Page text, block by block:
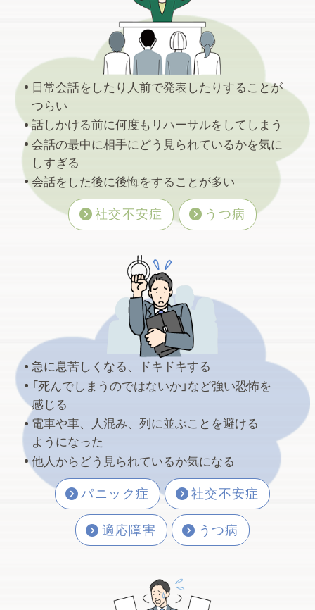
今年も日傘を差しています。日傘はかなり体
感温度を下げてくれます。きっとアスファル
トからの照り返しも日傘がカッ…
2026.07.18
証明写真
医者の世界にも資格維持のために研修に参加
して継続的に知識習得に努める風習がありま
す。近々受ける研修はオンライ…
2026.07.13
行動の分類：喜びと達成感
日常会話をしたり人前で発表したりすることが
つらい
話しかける前に何度もリハーサルをしてしまう
会話の最中に相手にどう見られているかを気に
しすぎる
会話をした後に後悔をすることが多い
社交不安症 うつ病
急に息苦しくなる、ドキドキする
「死んでしまうのではないか」など強い恐怖を
感じる
電車や車、人混み、列に並ぶことを避ける
ようになった
他人からどう見られているか気になる
パニック症 社交不安症
適応障害 うつ病